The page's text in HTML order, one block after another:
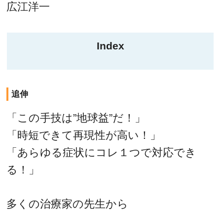
広江洋一
Index
追伸
「この手技は”地球益”だ！」
「時短できて再現性が高い！」
「あらゆる症状にコレ１つで対応でき
る！」
多くの治療家の先生から